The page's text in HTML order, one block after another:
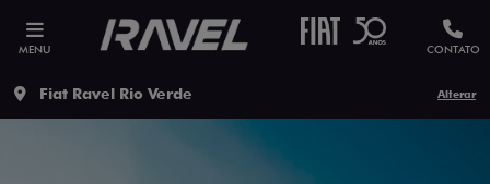
MENU CONTATO
Fiat Ravel Rio Verde Alterar
ESTOU INTERESSADO